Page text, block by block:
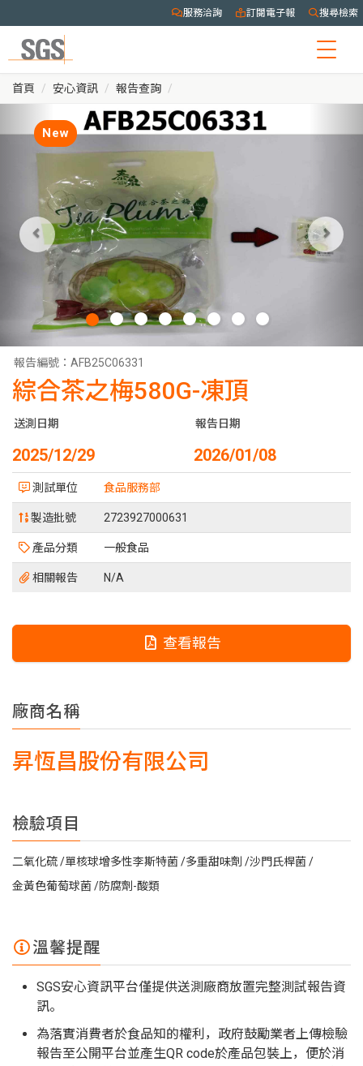
服務洽詢 訂閱電子報 搜尋檢索
首頁 安心資訊 報告查詢
New
報告編號： AFB25C06331
綜合茶之梅580G-凍頂
送測日期
2025/12/29
報告日期
2026/01/08
測試單位 食品服務部
製造批號 2723927000631
產品分類 一般食品
相關報告 N/A
查看報告
廠商名稱
昇恆昌股份有限公司
檢驗項目
二氧化硫 單核球增多性李斯特菌 多重甜味劑
沙門氏桿菌
金黃色葡萄球菌
防腐劑-酸類
溫馨提醒
SGS安心資訊平台僅提供送測廠商放置完整測試報告資
訊。
為落實消費者於食品知的權利，政府鼓勵業者上傳檢驗
報告至公開平台並產生QR code於產品包裝上，便於消